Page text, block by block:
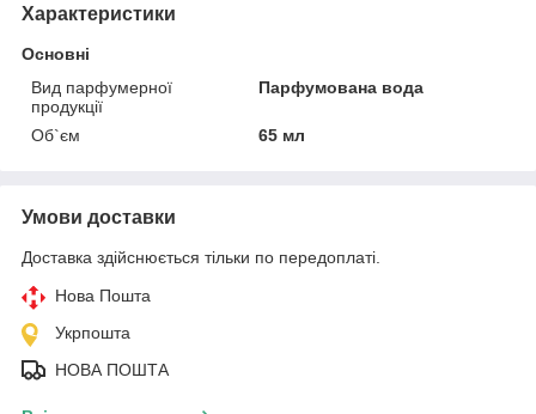
Характеристики
Основні
Вид парфумерної
продукції
Парфумована вода
Об`єм 65 мл
Умови доставки
Доставка здійснюється тільки по передоплаті.
Нова Пошта
Укрпошта
НОВА ПОШТА